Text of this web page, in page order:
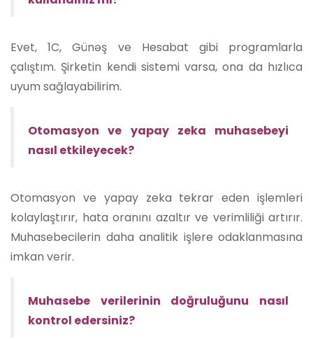
Evet, 1C, Günəş ve Hesabat gibi programlarla
çalıştım. Şirketin kendi sistemi varsa, ona da hızlıca
uyum sağlayabilirim.
Otomasyon ve yapay zeka muhasebeyi
nasıl etkileyecek?
Otomasyon ve yapay zeka tekrar eden işlemleri
kolaylaştırır, hata oranını azaltır ve verimliliği artırır.
Muhasebecilerin daha analitik işlere odaklanmasına
imkan verir.
Muhasebe verilerinin doğruluğunu nasıl
kontrol edersiniz?